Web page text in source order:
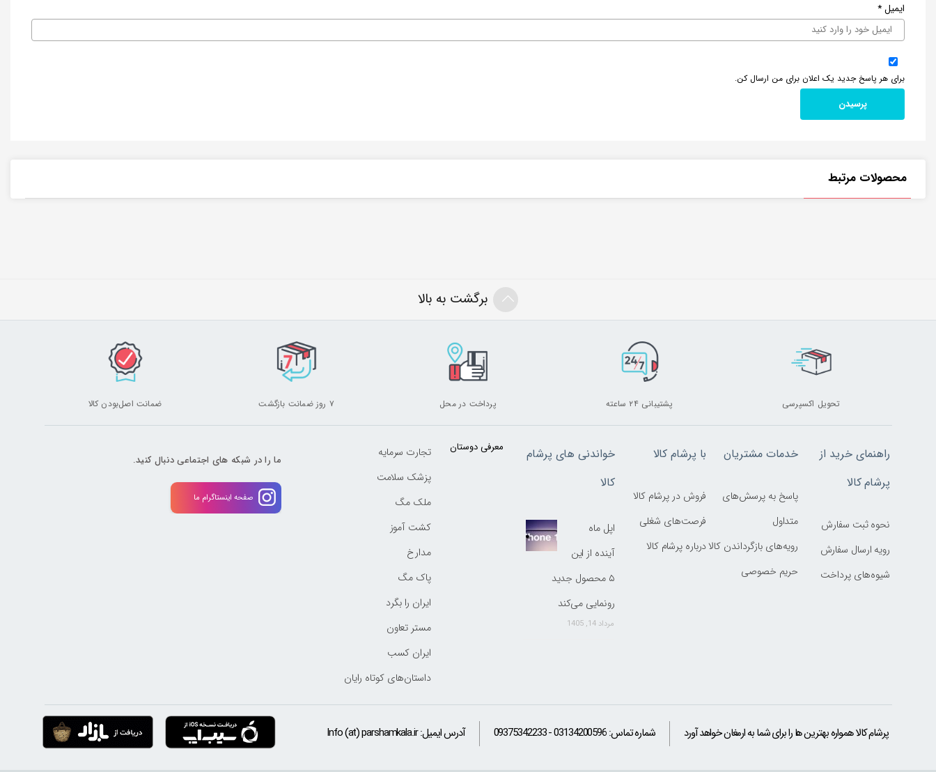
ایمیل*
برای هر پاسخ جدید یک اعلان برای من ارسال کن.
محصولات مرتبط
برگشت به بالا
تحویل اکسپرسی پشتیبانی ۲۴ ساعته پرداخت در محل ۷ روز ضمانت بازگشت ضمانت اصل‌بودن کالا
راهنمای خرید از
پرشام کالا
نحوه ثبت سفارش
رویه ارسال سفارش
شیوه‌های پرداخت
خدمات مشتریان
پاسخ به پرسش‌های
متداول
رویه‌های بازگرداندن کالا
حریم خصوصی
با پرشام کالا
فروش در پرشام کالا
فرصت‌های شغلی
درباره پرشام کالا
خواندنی های پرشام
کالا
اپل ماه
آینده از این
۵ محصول جدید
رونمایی می‌کند
مرداد 14, 1405
معرفی دوستان
تجارت سرمایه
پزشک سلامت
ملک مگ
کشت آموز
مدارخ
پاک مگ
ایران را بگرد
مستر تعاون
ایران کسب
داستان‌های کوتاه رایان
ما را در شبکه های اجتماعی دنبال کنید.
صفحه اینستاگرام ما
پرشام کالا همواره بهترین ها را برای شما به ارمغان خواهد آورد شماره تماس:09375342233 - 03134200596 آدرس ایمیل:Info (at) parshamkala.ir